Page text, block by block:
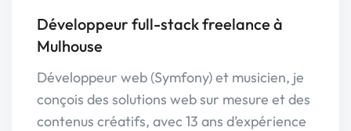
Développeur full-stack freelance à
Mulhouse
Développeur web (Symfony) et musicien, je
conçois des solutions web sur mesure et des
contenus créatifs, avec 13 ans d’expérience